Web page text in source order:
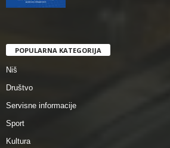
POPULARNA KATEGORIJA
Niš
Društvo
Servisne informacije
Sport
Kultura